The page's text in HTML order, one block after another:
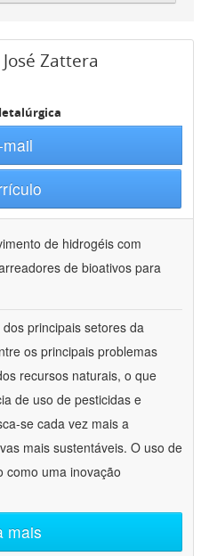
Zattera
de hidrogéis com
de bioativos para
principais setores da
os principais problemas
recursos naturais, o que
de uso de pesticidas e
se cada vez mais a
mais sustentáveis. O uso de
como uma inovação
mais